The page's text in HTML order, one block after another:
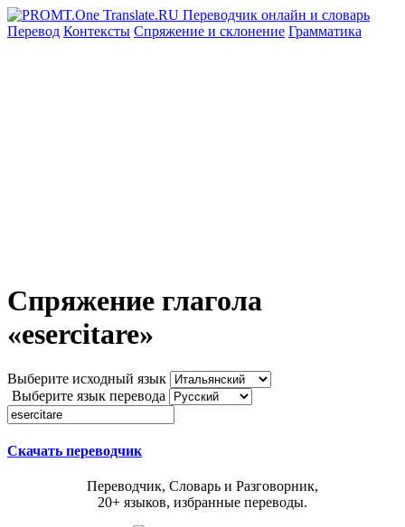
Перевод Контексты Спряжение и склонение Грамматика
Спряжение глагола
«esercitare»
Выберите исходный язык
Выберите язык перевода
Скачать переводчик
Переводчик, Словарь и Разговорник,
20+ языков, избранные переводы.